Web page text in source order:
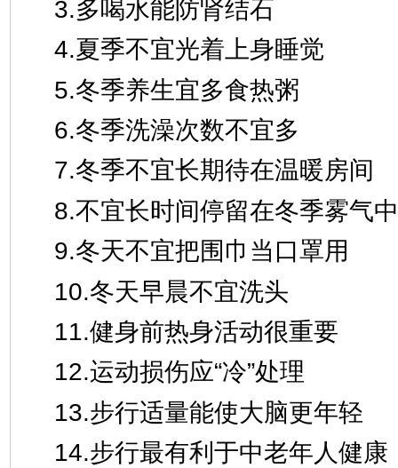
3.多喝水能防肾结石
4.夏季不宜光着上身睡觉
5.冬季养生宜多食热粥
6.冬季洗澡次数不宜多
7.冬季不宜长期待在温暖房间
8.不宜长时间停留在冬季雾气中
9.冬天不宜把围巾当口罩用
10.冬天早晨不宜洗头
11.健身前热身活动很重要
12.运动损伤应“冷”处理
13.步行适量能使大脑更年轻
14.步行最有利于中老年人健康